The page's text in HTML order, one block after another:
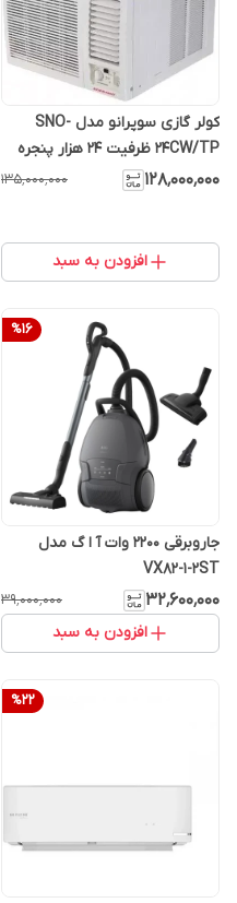
کولر گازی سوپرانو مدل SNO-
24CW/TP ظرفیت ۲۴ هزار پنجره
ای
۱۲۸٬۰۰۰٬۰۰۰ ۱۳۵٬۰۰۰٬۰۰۰
افزودن به سبد
%16
جاروبرقی 2200 وات آ ا گ مدل
VX82-1-2ST
۳۲٬۶۰۰٬۰۰۰ ۳۹٬۰۰۰٬۰۰۰
افزودن به سبد
%22